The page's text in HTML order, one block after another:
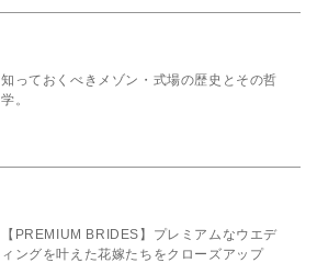
知っておくべきメゾン・式場の歴史とその哲
学。
【PREMIUM BRIDES】プレミアムなウエデ
ィングを叶えた花嫁たちをクローズアップ